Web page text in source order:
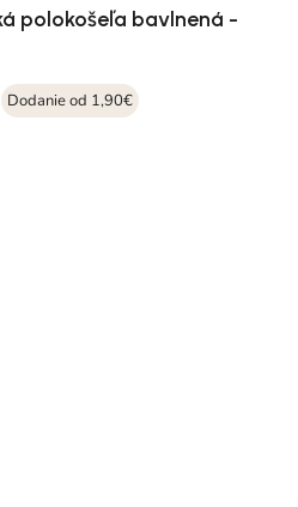
polokošeľa bavlnená -
Dodanie od 1,90€